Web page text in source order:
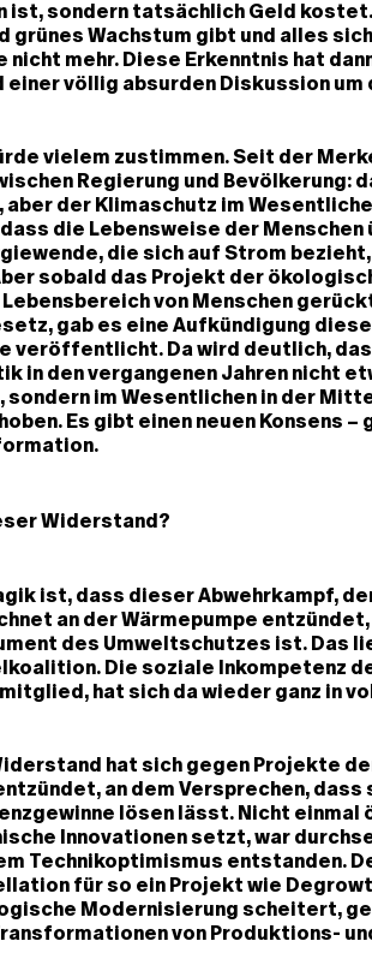
ist, sondern tatsächlich Geld
grünes Wachstum gibt und alles
nicht mehr. Diese Erkenntnis hat
einer völlig absurden Diskussion um
vielem zustimmen. Seit der
Regierung und Bevölkerung:
aber der Klimaschutz im
die Lebensweise der
die sich auf Strom
sobald das Projekt der
Lebensbereich von Menschen
gab es eine Aufkündigung
veröffentlicht. Da wird deutlich,
in den vergangenen Jahren nicht
sondern im Wesentlichen in der
Es gibt einen neuen Konsens
Widerstand?
ist, dass dieser Abwehrkampf,
an der Wärmepumpe
des Umweltschutzes ist. Das
Die soziale Inkompetenz
hat sich da wieder ganz in
hat sich gegen Projekte
an dem Versprechen, dass
lösen lässt. Nicht
Innovationen setzt, war
Technikoptimismus entstanden.
für so ein Projekt wie
Modernisierung scheitert,
von Produktions-